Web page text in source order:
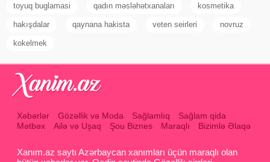
toyuq buglamasi qadın məsləhətxanaları kosmetika
hakışdalar qaynana hakista veten seirleri novruz
kokelmek
Xəbərlər Gözəllik və Moda Sağlamlıq
Sağlam qida
Mətbəx
Ailə və Uşaq Şou Biznes Maraqlı Bizimlə Əlaqə
Xanım.az saytı Azərbaycan xanımları üçün maraqlı olan